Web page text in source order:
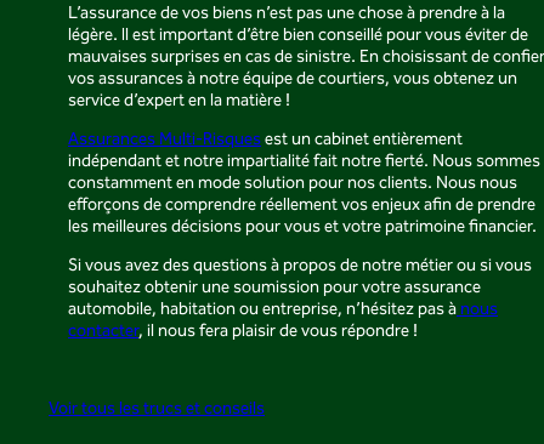
L’assurance de vos biens n’est pas une chose à prendre à la
légère. Il est important d’être bien conseillé pour vous éviter de
mauvaises surprises en cas de sinistre. En choisissant de confier
vos assurances à notre équipe de courtiers, vous obtenez un
service d’expert en la matière !
Assurances Multi-Risquesest un cabinet entièrement
indépendant et notre impartialité fait notre fierté. Nous sommes
constamment en mode solution pour nos clients. Nous nous
efforçons de comprendre réellement vos enjeux afin de prendre
les meilleures décisions pour vous et votre patrimoine financier.
Si vous avez des questions à propos de notre métier ou si vous
souhaitez obtenir une soumission pour votre assurance
automobile, habitation ou entreprise, n’hésitez pas ànous
contacter, il nous fera plaisir de vous répondre !
Voir tous les trucs et conseils